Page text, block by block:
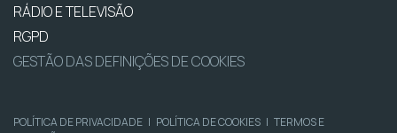
RÁDIO E TELEVISÃO
RGPD
GESTÃO DAS DEFINIÇÕES DE COOKIES
POLÍTICA DE PRIVACIDADE | POLÍTICA DE COOKIES | TERMOS E